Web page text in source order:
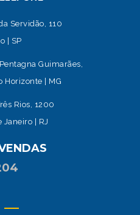
Servidão, 110
| SP
Guimarães,
Horizonte | MG
Rios, 1200
Janeiro | RJ